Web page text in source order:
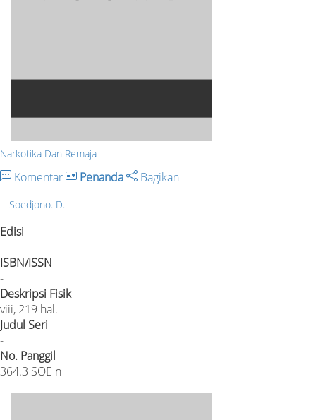
Narkotika Dan Remaja
Komentar Penanda Bagikan
Soedjono. D.
Edisi
-
ISBN/ISSN
-
Deskripsi Fisik
viii, 219 hal.
Judul Seri
-
No. Panggil
364.3 SOE n